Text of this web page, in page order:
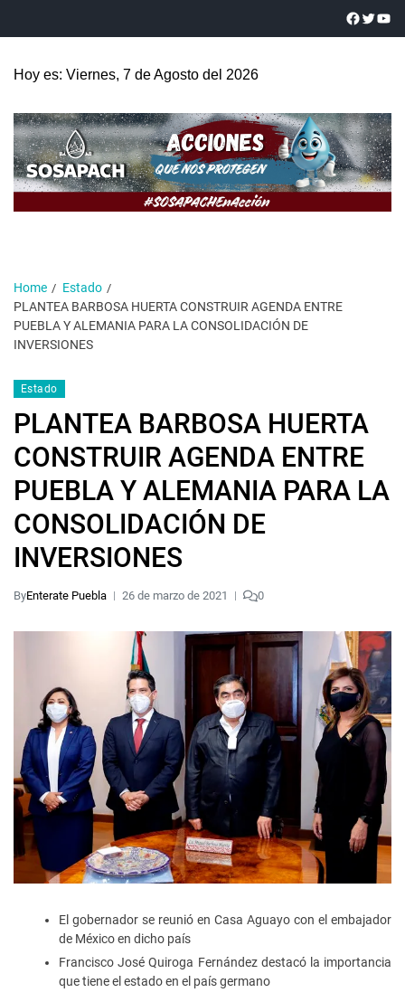
Hoy es: Viernes, 7 de Agosto del 2026
Home
Estado
PLANTEA BARBOSA HUERTA CONSTRUIR AGENDA ENTRE
PUEBLA Y ALEMANIA PARA LA CONSOLIDACIÓN DE
INVERSIONES
Estado
PLANTEA BARBOSA HUERTA
CONSTRUIR AGENDA ENTRE
PUEBLA Y ALEMANIA PARA LA
CONSOLIDACIÓN DE
INVERSIONES
ByEnterate Puebla 26 de marzo de 2021 0
El gobernador se reunió en Casa Aguayo con el embajador
de México en dicho país
Francisco José Quiroga Fernández destacó la importancia
que tiene el estado en el país germano